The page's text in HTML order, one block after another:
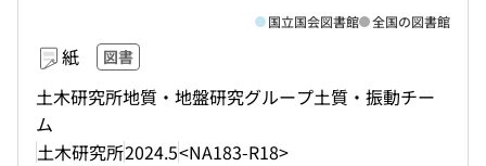
紙 図書
土木研究所地質・地盤研究グループ土質・振動チー
ム
土木研究所2024.5<NA183-R18>
国立国会図書館 全国の図書館